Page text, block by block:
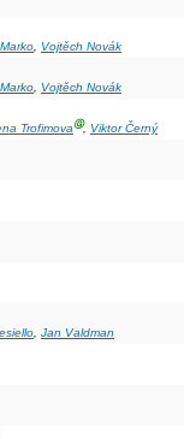
, Vojtěch Novák
, Vojtěch Novák
TrofimovaⒼ, Viktor Černý
, Jan Valdman